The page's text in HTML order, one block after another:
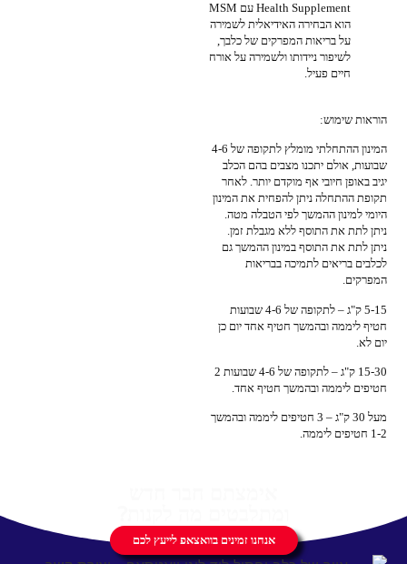
Health Supplement עם MSM
הוא הבחירה האידיאלית לשמירה
על בריאות המפרקים של כלבך,
לשיפור ניידותו ולשמירה על אורח
חיים פעיל.
הוראות שימוש:
המינון ההתחלתי מומלץ לתקופה של 4-6
שבועות, אולם יתכנו מצבים בהם הכלב
יגיב באופן חיובי אף מוקדם יותר. לאחר
תקופת ההתחלה ניתן להפחית את המינון
היומי למינון ההמשך לפי הטבלה מטה.
ניתן לתת את התוסף ללא מגבלת זמן.
ניתן לתת את התוסף במינון ההמשך גם
לכלבים בריאים לתמיכה בבריאות
המפרקים.
5-15 ק"ג – לתקופה של 4-6 שבועות
חטיף ליממה ובהמשך חטיף אחד יום כן
יום לא.
15-30 ק"ג – לתקופה של 4-6 שבועות 2
חטיפים ליממה ובהמשך חטיף אחד.
מעל 30 ק"ג – 3 חטיפים ליממה ובהמשך
1-2 חטיפים ליממה.
אנחנו זמינים בוואצאפ לייעץ לכם